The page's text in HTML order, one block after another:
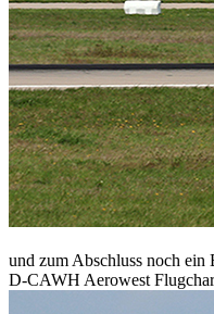
und zum Abschluss noch ein
D-CAWH Aerowest